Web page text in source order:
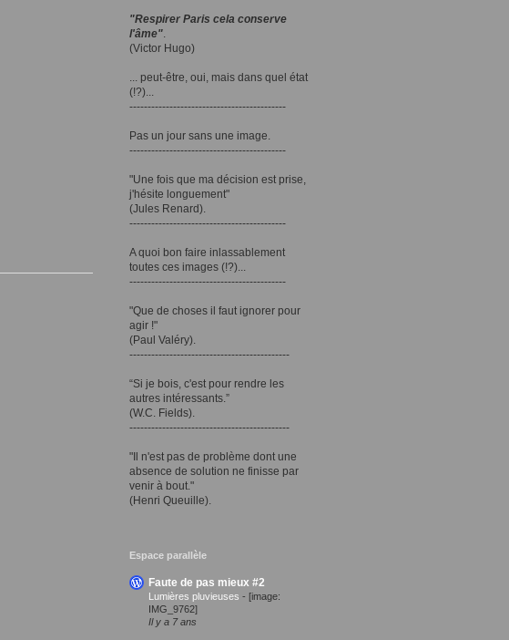
"Respirer Paris cela conserve
l'âme".
(Victor Hugo)
... peut-être, oui, mais dans quel état
(!?)...
-------------------------------------------
Pas un jour sans une image.
-------------------------------------------
"Une fois que ma décision est prise,
j'hésite longuement"
(Jules Renard).
-------------------------------------------
A quoi bon faire inlassablement
toutes ces images (!?)...
-------------------------------------------
"Que de choses il faut ignorer pour
agir !"
(Paul Valéry).
--------------------------------------------
“Si je bois, c'est pour rendre les
autres intéressants.”
(W.C. Fields).
--------------------------------------------
"Il n'est pas de problème dont une
absence de solution ne finisse par
venir à bout."
(Henri Queuille).
Espace parallèle
Faute de pas mieux #2
Lumières pluvieuses - [image:
IMG_9762]
Il y a 7 ans